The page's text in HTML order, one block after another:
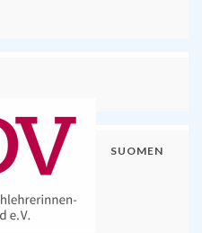
SUOMEN